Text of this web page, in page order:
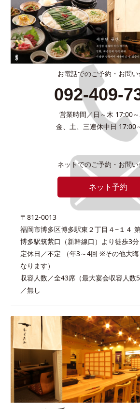
お電話でのご予約・お問
092-409-
営業時間／日～木 17:00
金、土、三連休中日 17:00
ネットでのご予約・お問
ネット予約
〒812-0013
福岡市博多区博多駅東２丁目４−１４
博多駅筑紫口（新幹線口）より徒歩3分
定休日／不定 （年3～4回 ※その他大
なります）
収容人数／全43席（最大宴会収容人
／無し